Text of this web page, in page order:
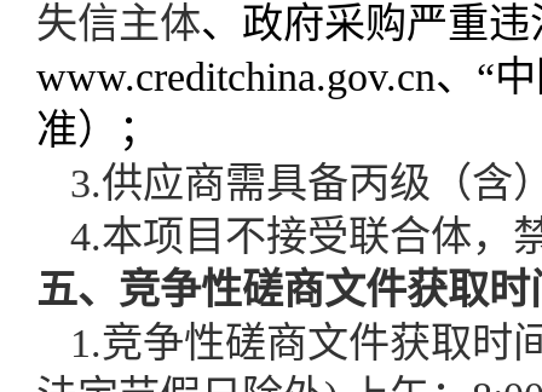
失信主体、政府采购严重
www.creditchina.gov.cn、“
准）；
3.供应商需具备丙级（含
4.本项目不接受联合体，
五、竞争性磋商文件获取
1.竞争性磋商文件获取时